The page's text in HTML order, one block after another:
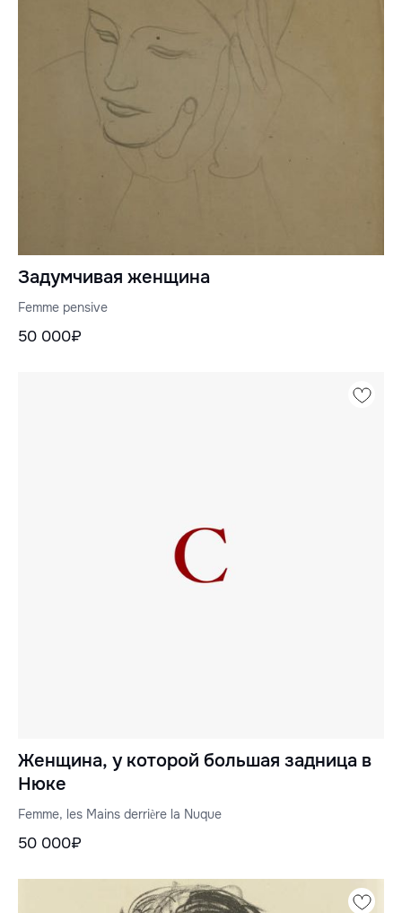
Задумчивая женщина
Femme pensive
50 000₽
Женщина, у которой большая задница в
Нюке
Femme, les Mains derrière la Nuque
50 000₽